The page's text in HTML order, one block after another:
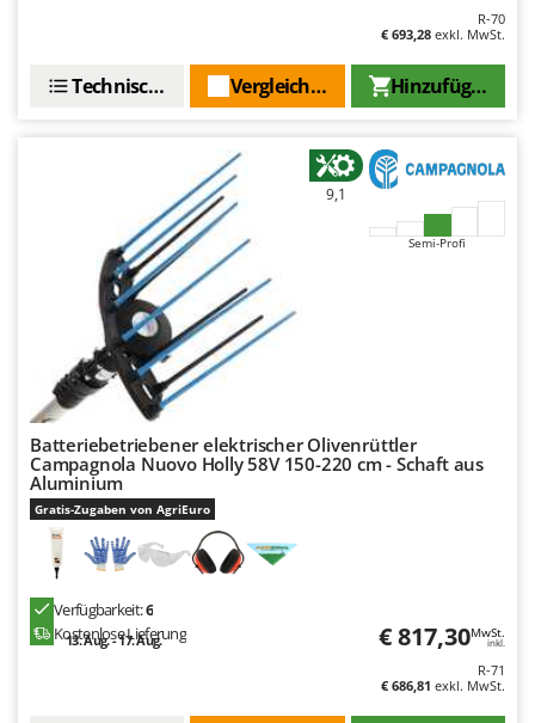
R-70
€ 693,28 exkl. MwSt.
Hinzufügen
Vergleichen Sie
Technische Daten
9,1
Semi-Profi
Batteriebetriebener elektrischer Olivenrüttler
Campagnola Nuovo Holly 58V 150-220 cm - Schaft aus
Aluminium
Gratis-Zugaben von AgriEuro
Verfügbarkeit:6
Kostenlose Lieferung
13. Aug. - 17. Aug. € 817,30MwSt.
inkl.
R-71
€ 686,81 exkl. MwSt.